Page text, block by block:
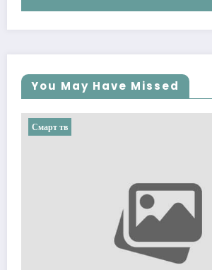
You May Have Missed
Смарт тв